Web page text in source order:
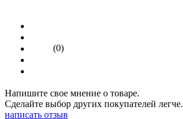
(0)
Напишите свое мнение о товаре.
Сделайте выбор других покупателей легче.
написать отзыв